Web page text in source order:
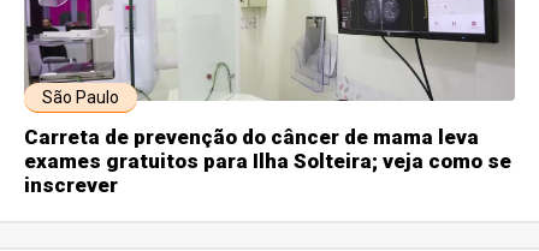
São Paulo
Carreta de prevenção do câncer de mama leva
exames gratuitos para Ilha Solteira; veja como se
inscrever